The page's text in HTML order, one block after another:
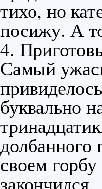
тихо, но
посижу. А
4.
Самый
буквально
долбанного
своем
закончился.